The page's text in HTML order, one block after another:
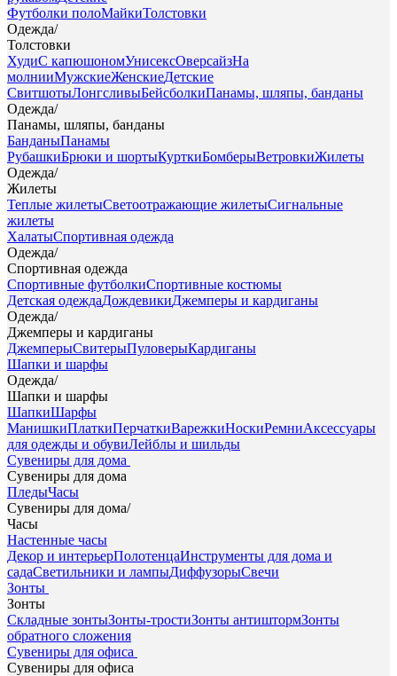
Футболки полоМайкиТолстовки
Одежда/
Толстовки
ХудиС капюшономУнисексОверсайзНа
молнииМужскиеЖенскиеДетские
СвитшотыЛонгсливыБейсболкиПанамы, шляпы, банданы
Одежда/
Панамы, шляпы, банданы
БанданыПанамы
РубашкиБрюки и шортыКурткиБомберыВетровкиЖилеты
Одежда/
Жилеты
Теплые жилетыСветоотражающие жилетыСигнальные
жилеты
ХалатыСпортивная одежда
Одежда/
Спортивная одежда
Спортивные футболкиСпортивные костюмы
Детская одеждаДождевикиДжемперы и кардиганы
Одежда/
Джемперы и кардиганы
ДжемперыСвитерыПуловерыКардиганы
Шапки и шарфы
Одежда/
Шапки и шарфы
ШапкиШарфы
МанишкиПлаткиПерчаткиВарежкиНоскиРемниАксессуары
для одежды и обувиЛейблы и шильды
Сувениры для дома
Сувениры для дома
ПледыЧасы
Сувениры для дома/
Часы
Настенные часы
Декор и интерьерПолотенцаИнструменты для дома и
садаСветильники и лампыДиффузорыСвечи
Зонты
Зонты
Складные зонтыЗонты-тростиЗонты антиштормЗонты
обратного сложения
Сувениры для офиса
Сувениры для офиса